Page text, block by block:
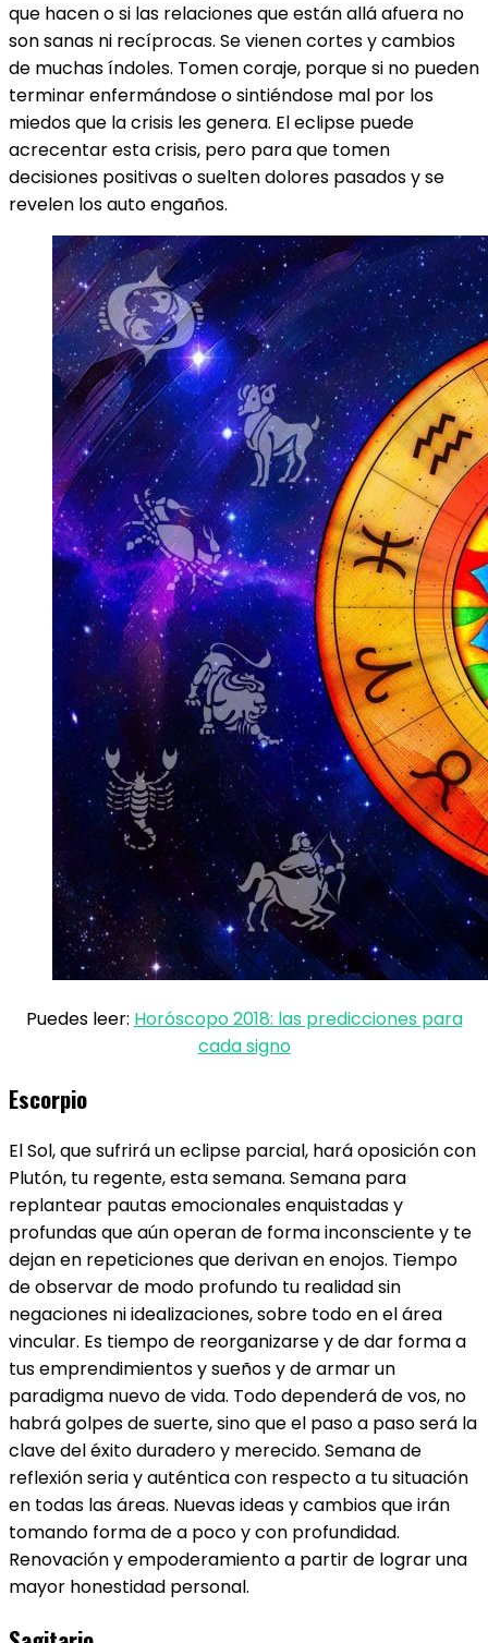
que hacen o si las relaciones que están allá afuera no
son sanas ni recíprocas. Se vienen cortes y cambios
de muchas índoles. Tomen coraje, porque si no pueden
terminar enfermándose o sintiéndose mal por los
miedos que la crisis les genera. El eclipse puede
acrecentar esta crisis, pero para que tomen
decisiones positivas o suelten dolores pasados y se
revelen los auto engaños.
Puedes leer: Horóscopo 2018: las predicciones para
cada signo
Escorpio
El Sol, que sufrirá un eclipse parcial, hará oposición con
Plutón, tu regente, esta semana. Semana para
replantear pautas emocionales enquistadas y
profundas que aún operan de forma inconsciente y te
dejan en repeticiones que derivan en enojos. Tiempo
de observar de modo profundo tu realidad sin
negaciones ni idealizaciones, sobre todo en el área
vincular. Es tiempo de reorganizarse y de dar forma a
tus emprendimientos y sueños y de armar un
paradigma nuevo de vida. Todo dependerá de vos, no
habrá golpes de suerte, sino que el paso a paso será la
clave del éxito duradero y merecido. Semana de
reflexión seria y auténtica con respecto a tu situación
en todas las áreas. Nuevas ideas y cambios que irán
tomando forma de a poco y con profundidad.
Renovación y empoderamiento a partir de lograr una
mayor honestidad personal.